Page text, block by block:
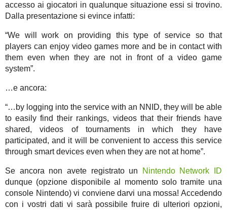
accesso ai giocatori in qualunque situazione essi si trovino.
Dalla presentazione si evince infatti:
“We will work on providing this type of service so that
players can enjoy video games more and be in contact with
them even when they are not in front of a video game
system”.
…e ancora:
“…by logging into the service with an NNID, they will be able
to easily find their rankings, videos that their friends have
shared, videos of tournaments in which they have
participated, and it will be convenient to access this service
through smart devices even when they are not at home”.
Se ancora non avete registrato un
Nintendo Network ID
dunque (opzione disponibile al momento solo tramite una
console Nintendo) vi conviene darvi una mossa! Accedendo
con i vostri dati vi sarà possibile fruire di ulteriori opzioni,